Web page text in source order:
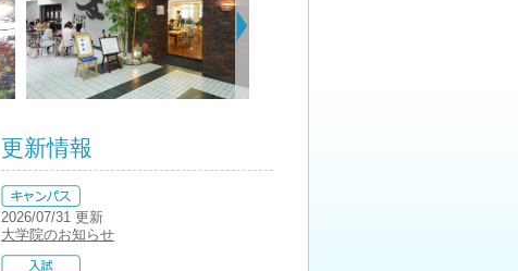
更新情報
2026/07/31 更新
大学院のお知らせ